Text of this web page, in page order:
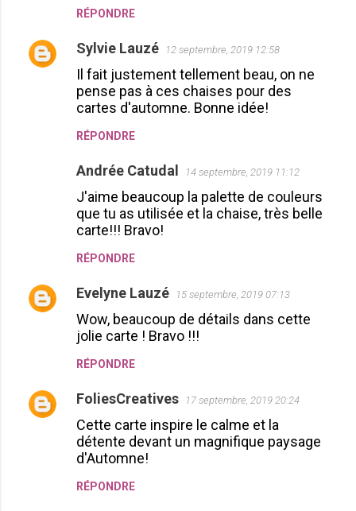
RÉPONDRE
Sylvie Lauzé 12 septembre, 2019 12:58
Il fait justement tellement beau, on ne
pense pas à ces chaises pour des
cartes d'automne. Bonne idée!
RÉPONDRE
Andrée Catudal 14 septembre, 2019 11:12
J'aime beaucoup la palette de couleurs
que tu as utilisée et la chaise, très belle
carte!!! Bravo!
RÉPONDRE
Evelyne Lauzé 15 septembre, 2019 07:13
Wow, beaucoup de détails dans cette
jolie carte ! Bravo !!!
RÉPONDRE
FoliesCreatives 17 septembre, 2019 20:24
Cette carte inspire le calme et la
détente devant un magnifique paysage
d'Automne!
RÉPONDRE